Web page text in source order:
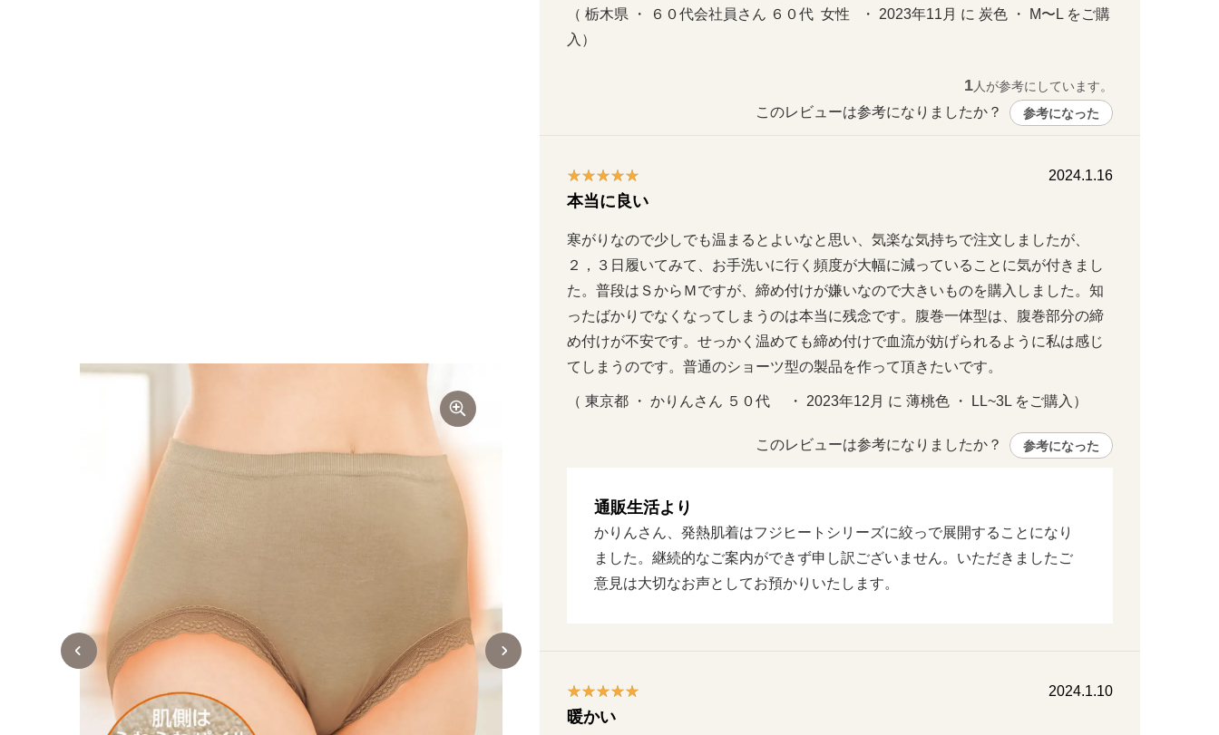
（ 栃木県 ・ ６０代会社員さん ６０代  女性   ・ 2023年11月 に 炭色 ・ M〜L をご購
入）
1人が参考にしています。
このレビューは参考になりましたか？ 参考になった
2024.1.16
本当に良い
寒がりなので少しでも温まるとよいなと思い、気楽な気持ちで注文しましたが、
２，３日履いてみて、お手洗いに行く頻度が大幅に減っていることに気が付きまし
た。普段はＳからＭですが、締め付けが嫌いなので大きいものを購入しました。知
ったばかりでなくなってしまうのは本当に残念です。腹巻一体型は、腹巻部分の締
め付けが不安です。せっかく温めても締め付けで血流が妨げられるように私は感じ
てしまうのです。普通のショーツ型の製品を作って頂きたいです。
（ 東京都 ・ かりんさん ５０代     ・ 2023年12月 に 薄桃色 ・ LL~3L をご購入）
このレビューは参考になりましたか？ 参考になった
通販生活より
かりんさん、発熱肌着はフジヒートシリーズに絞っで展開することになり
ました。継続的なご案内ができず申し訳ございません。いただきましたご
意見は大切なお声としてお預かりいたします。
2024.1.10
暖かい